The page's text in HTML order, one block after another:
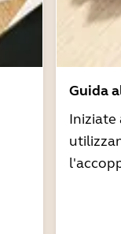
Guida
Iniziate